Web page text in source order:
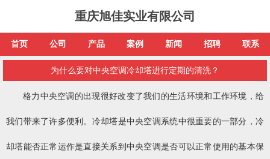
重庆旭佳实业有限公司
首页 公司 产品 案例 新闻 招聘 联系
为什么要对中央空调冷却塔进行定期的清洗？
格力中央空调的出现很好改变了我们的生活环境和工作环境，给
我们带来了许多便利。冷却塔是中央空调系统中很重要的一部分，冷
却塔能否正常运作是直接关系到中央空调是否可以正常使用的基本保